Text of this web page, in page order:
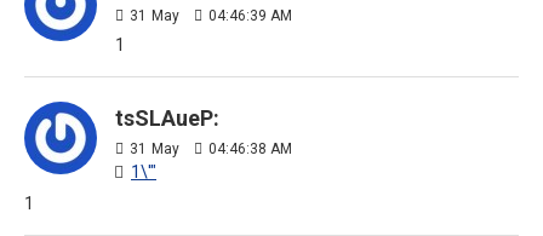
31 May 04:46:39 AM
1
tsSLAueP:
31 May 04:46:38 AM
1\'"
1